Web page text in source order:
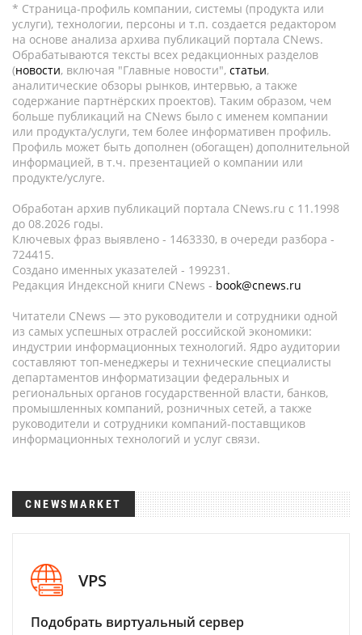
* Страница-профиль компании, системы (продукта или
услуги), технологии, персоны и т.п. создается редактором
на основе анализа архива публикаций портала CNews.
Обрабатываются тексты всех редакционных разделов
(новости, включая "Главные новости", статьи,
аналитические обзоры рынков, интервью, а также
содержание партнёрских проектов). Таким образом, чем
больше публикаций на CNews было с именем компании
или продукта/услуги, тем более информативен профиль.
Профиль может быть дополнен (обогащен) дополнительной
информацией, в т.ч. презентацией о компании или
продукте/услуге.
Обработан архив публикаций портала CNews.ru c 11.1998
до 08.2026 годы.
Ключевых фраз выявлено - 1463330, в очереди разбора -
724415.
Создано именных указателей - 199231.
Редакция Индексной книги CNews - book@cnews.ru
Читатели CNews — это руководители и сотрудники одной
из самых успешных отраслей российской экономики:
индустрии информационных технологий. Ядро аудитории
составляют топ-менеджеры и технические специалисты
департаментов информатизации федеральных и
региональных органов государственной власти, банков,
промышленных компаний, розничных сетей, а также
руководители и сотрудники компаний-поставщиков
информационных технологий и услуг связи.
CNEWSMARKET
VPS
Подобрать виртуальный сервер